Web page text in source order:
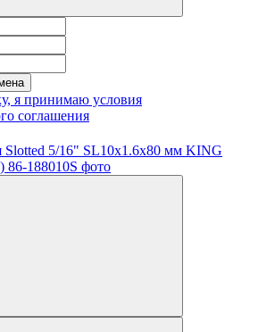
я принимаю условия
соглашения